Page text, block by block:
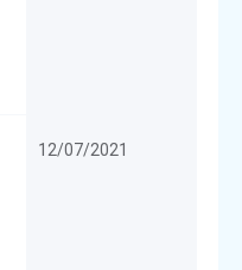
12/07/2021